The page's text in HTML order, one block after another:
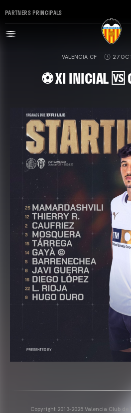
PARTNERS PRINCIPALS
VALENCIA CF 27
⚽ XI INICIAL 🆚
Copyright 2013-2025 Valencia Club de